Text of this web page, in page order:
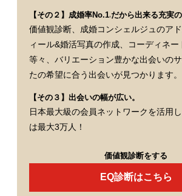
【その２】成婚率No.1※だから出来る充実
価値観診断、成婚コンシェルジュのア
ィール&婚活写真の作成、コーディネー
等々、バリエーション豊かな出会いの
たの希望に合う出会いが見つかります。
【その３】出会いの幅が広い。
日本最大級の会員ネットワークを活用
は最大3万人！
価値観診断をする
EQ診断はこちら